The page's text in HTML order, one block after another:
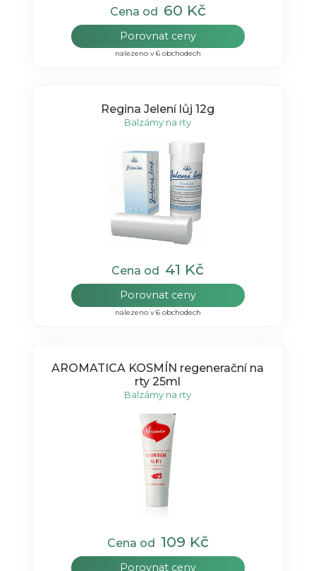
Cena od 60 Kč
Porovnat ceny
nalezeno v 6 obchodech
Regina Jelení lůj 12g
Balzámy na rty
Cena od 41 Kč
Porovnat ceny
nalezeno v 6 obchodech
AROMATICA KOSMÍN regenerační na
rty 25ml
Balzámy na rty
Cena od 109 Kč
Porovnat ceny